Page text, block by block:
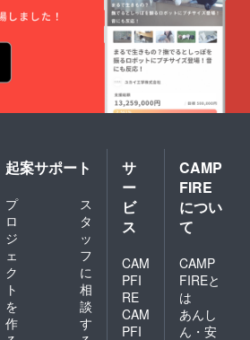
で人工
レンズ
を挿入
してい
容外科
手術で
金の糸
る ※不
安があ
は、か
かりつ
医者様
に事前
にご相
談くだ
さい。
起案サポート
プ
ロ
ジ
ェ
ク
ト
を
作
ス
タ
ッ
フ
に
相
談
す
サ
ー
ビ
ス
CAM
PFI
RE
CAM
PFI
CAMP
FIRE
につい
て
CAMP
FIREと
は
あんし
ん・安